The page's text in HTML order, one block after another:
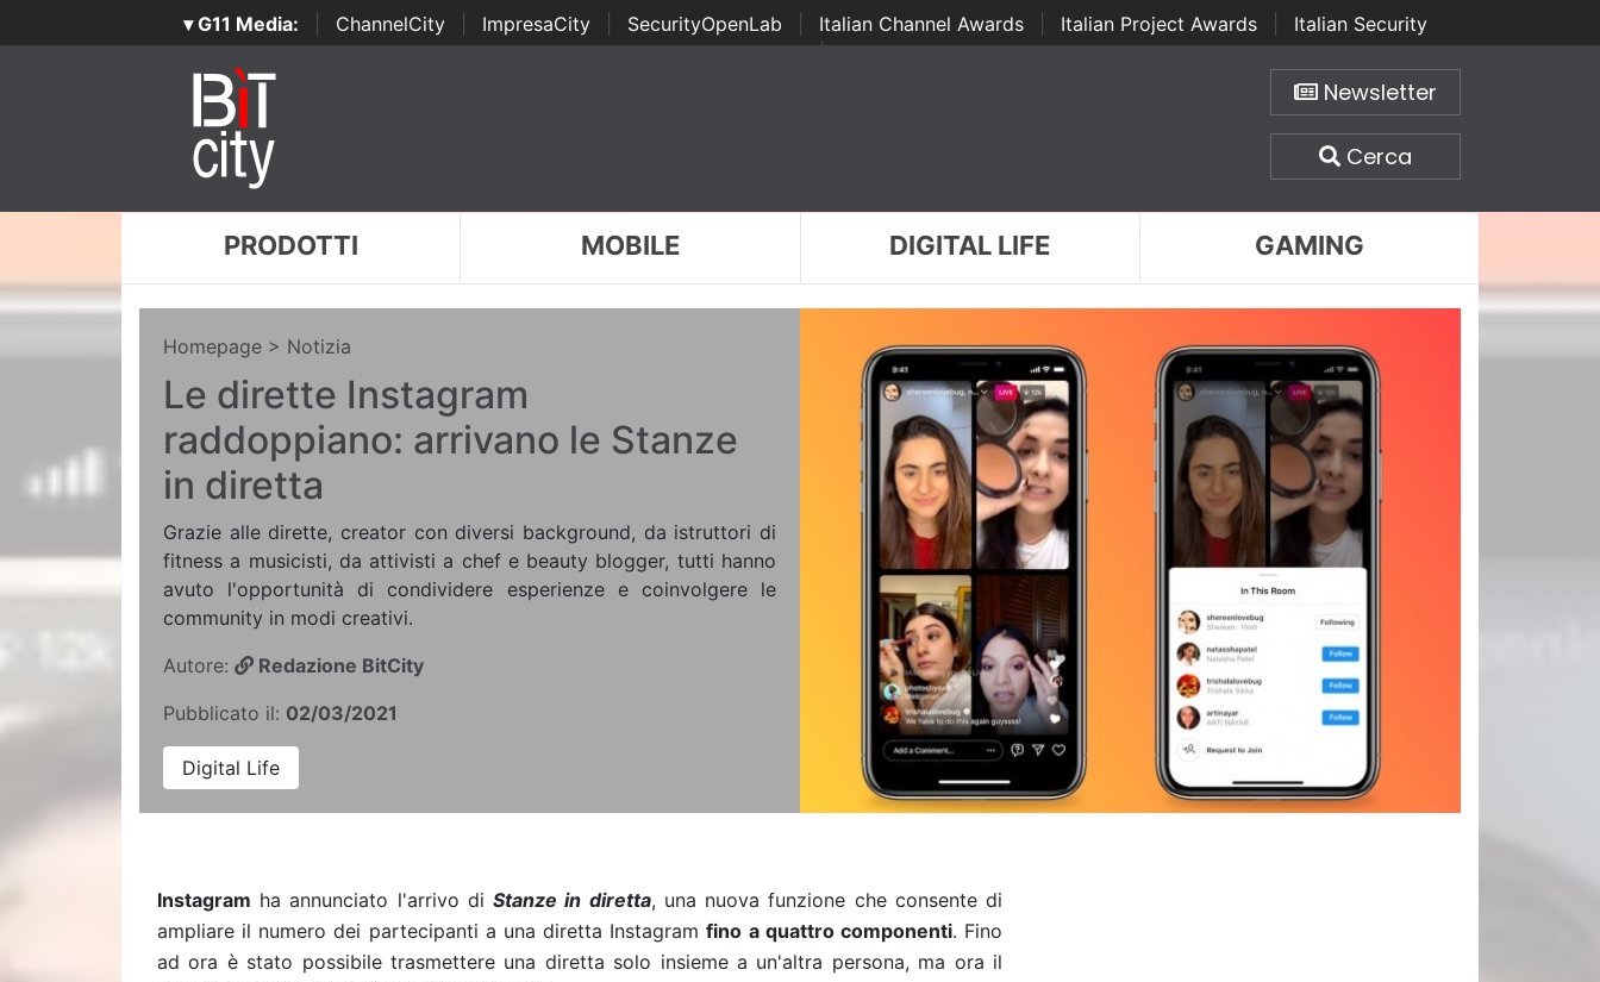
▾ G11 Media: ChannelCity ImpresaCity SecurityOpenLab Italian Channel Awards Italian Project Awards
Italian Security
Awards | ...
Newsletter
Cerca
PRODOTTI MOBILE DIGITAL LIFE GAMING
Homepage > Notizia
Le dirette Instagram
raddoppiano: arrivano le Stanze
in diretta
Grazie alle dirette, creator con diversi background, da istruttori di
fitness a musicisti, da attivisti a chef e beauty blogger, tutti hanno
avuto l'opportunità di condividere esperienze e coinvolgere le
community in modi creativi.
Autore:
Redazione BitCity
Pubblicato il: 02/03/2021
Digital Life
Instagram ha annunciato l'arrivo diStanze in diretta, una nuova funzione che consente di
ampliare il numero dei partecipanti a una diretta Instagramfino a quattro componenti. Fino
ad ora è stato possibile trasmettere una diretta solo insieme a un'altra persona, ma ora il